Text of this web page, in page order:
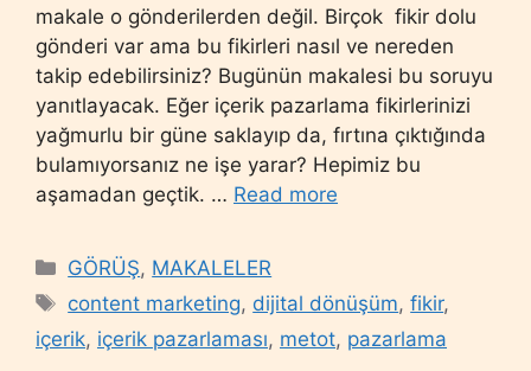
makale o gönderilerden değil. Birçok fikir dolu
gönderi var ama bu fikirleri nasıl ve nereden
takip edebilirsiniz? Bugünün makalesi bu soruyu
yanıtlayacak. Eğer içerik pazarlama fikirlerinizi
yağmurlu bir güne saklayıp da, fırtına çıktığında
bulamıyorsanız ne işe yarar? Hepimiz bu
aşamadan geçtik. … Read more
Categories
GÖRÜŞ, MAKALELER
Tags
content marketing, dijital dönüşüm,fikir,
içerik, içerik pazarlaması, metot, pazarlama